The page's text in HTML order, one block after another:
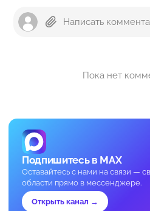
Пока нет
Подпишитесь в MAX
Оставайтесь с нами на связи —
области прямо в мессенджере.
Открыть канал →